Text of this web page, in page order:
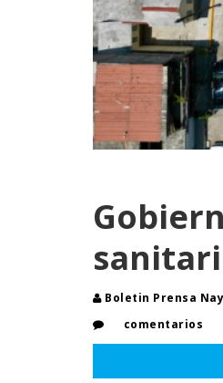
Boletin Prensa
comentarios